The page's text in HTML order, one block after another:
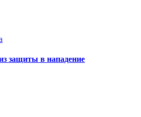
защиты в нападение